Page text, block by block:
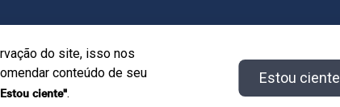
Todos os direitos reservados.
do site, isso nos
conteúdo de seu
ciente".
Estou ciente